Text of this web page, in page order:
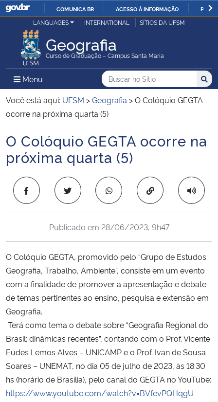
IR
O
COMUNICA BR ACESSO À INFORMAÇÃO
Ministério da Justiça e Segurança Pública
Ministério da Defesa
Ministério das Relações Exteriores
Ministério da Infraestrutura
Ministério da Educação
Ministério da Cidadania
Ministério de Minas e Energia
Ministério da Ciência, Tecnologia, Inovações e Comunicações
Ministério do Meio Ambiente
Ministério do Turismo
Ministério do Desenvolvimento Regional
LANGUAGES INTERNATIONAL SÍTIOS DA UFSM
Geografia
Curso de Graduação – Campus Santa Maria
Menu Menu Principal do Sítio
Busca
Buscar no no Sítio
Busca:
Você está aqui: UFSM >Geografia >O Colóquio GEGTA
ocorre na próxima quarta (5)
Início do conteúdo
O Colóquio GEGTA ocorre na
próxima quarta (5)
Copiar para área
Publicado em 28/06/2023, 9h47
O Colóquio GEGTA, promovido pelo “Grupo de Estudos:
Geografia, Trabalho, Ambiente”, consiste em um evento
com a finalidade de promover a apresentação e debate
de temas pertinentes ao ensino, pesquisa e extensão em
Geografia.
Terá como tema o debate sobre “Geografia Regional do
Brasil: dinâmicas recentes”, contando com o Prof. Vicente
Eudes Lemos Alves – UNICAMP e o Prof. Ivan de Sousa
Soares – UNEMAT, no dia 05 de julho de 2023, às 18:30
hs (horário de Brasília), pelo canal do GEGTA no YouTube:
https://www.youtube.com/watch?v=BVfevPQHqgU